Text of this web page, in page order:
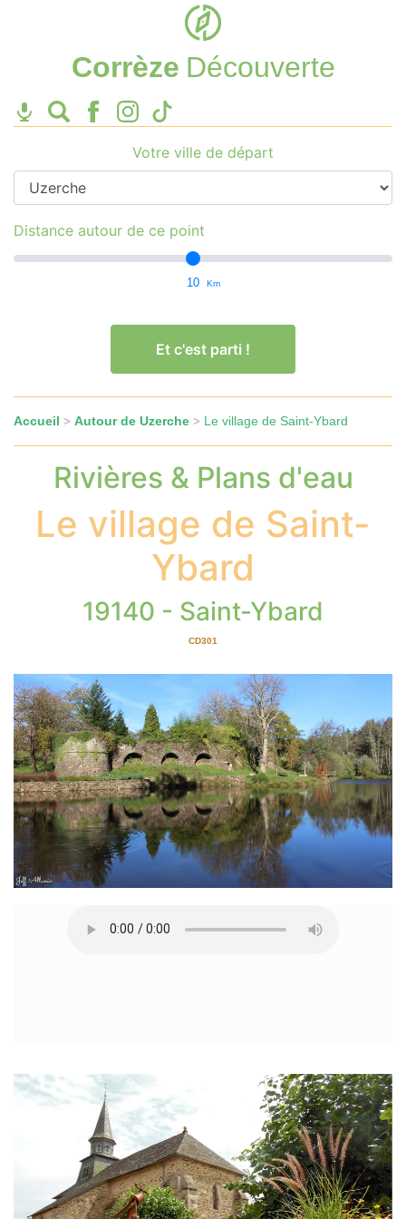
Corrèze Découverte
Votre ville de départ
Distance autour de ce point
10 Km
Et c'est parti !
Accueil > Autour de Uzerche > Le village de Saint-Ybard
Rivières & Plans d'eau
Le village de Saint-
Ybard
19140 - Saint-Ybard
CD301